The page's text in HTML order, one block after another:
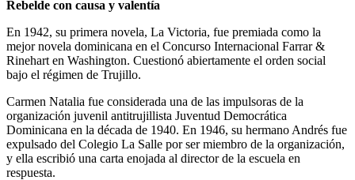
Rebelde con causa y valentía
En 1942, su primera novela, La Victoria, fue premiada como la
mejor novela dominicana en el Concurso Internacional Farrar &
Rinehart en Washington. Cuestionó abiertamente el orden social
bajo el régimen de Trujillo.
Carmen Natalia fue considerada una de las impulsoras de la
organización juvenil antitrujillista Juventud Democrática
Dominicana en la década de 1940. En 1946, su hermano Andrés fue
expulsado del Colegio La Salle por ser miembro de la organización,
y ella escribió una carta enojada al director de la escuela en
respuesta.